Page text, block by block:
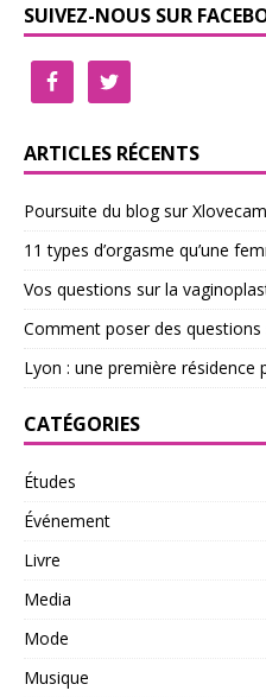
SUIVEZ-NOUS SUR
ARTICLES RÉCENTS
Poursuite du blog sur Xlovecam
11 types d’orgasme qu’une
Vos questions sur la
Comment poser des
Lyon : une première résidence
CATÉGORIES
Études
Événement
Livre
Media
Mode
Musique